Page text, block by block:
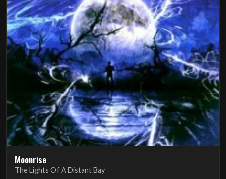
Moonrise
The Lights Of A Distant Bay